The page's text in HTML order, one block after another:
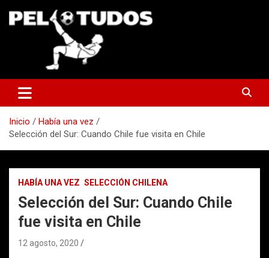
Inicio
Había una vez
Selección del Sur: Cuando Chile fue visita en Chile
HABÍA UNA VEZ SELECCIÓN CHILENA
Selección del Sur: Cuando Chile
fue visita en Chile
12 agosto, 2020